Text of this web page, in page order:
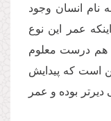
نام انسان وجود
عمر این نوع
هم درست معلوم
است که پیدایش
بوده و عمر